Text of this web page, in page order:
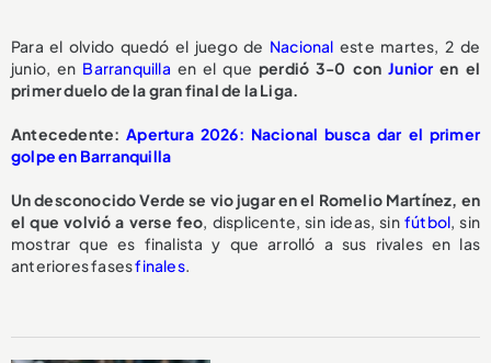
Para el olvido quedó el juego de Nacional este martes, 2 de
junio, en Barranquilla en el que perdió 3-0 conJunioren el
primer duelo de la gran final de la Liga.
Antecedente:Apertura 2026: Nacional busca dar el primer
golpe en Barranquilla
Un desconocido Verde se vio jugar en el Romelio Martínez, en
el que volvió a verse feo, displicente, sin ideas, sin fútbol, sin
mostrar que es finalista y que arrolló a sus rivales en las
anteriores fasesfinales.